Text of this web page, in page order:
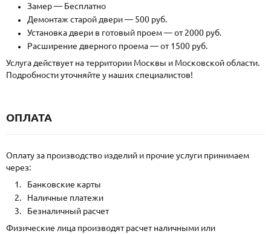
Замер — Бесплатно
Демонтаж старой двери — 500 руб.
Установка двери в готовый проем — от 2000 руб.
Расширение дверного проема — от 1500 руб.
Услуга действует на территории Москвы и Московской области.
Подробности уточняйте у наших специалистов!
ОПЛАТА
Оплату за производство изделий и прочие услуги принимаем
через:
Банковские карты
Наличные платежи
Безналичный расчет
Физические лица производят расчет наличными или